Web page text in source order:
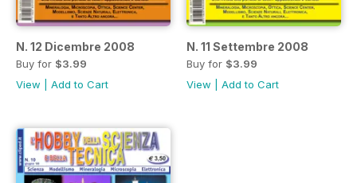
N. 12 Dicembre 2008
Buy for $3.99
View
Add to Cart
N. 11 Settembre 2008
Buy for $3.99
View
Add to Cart